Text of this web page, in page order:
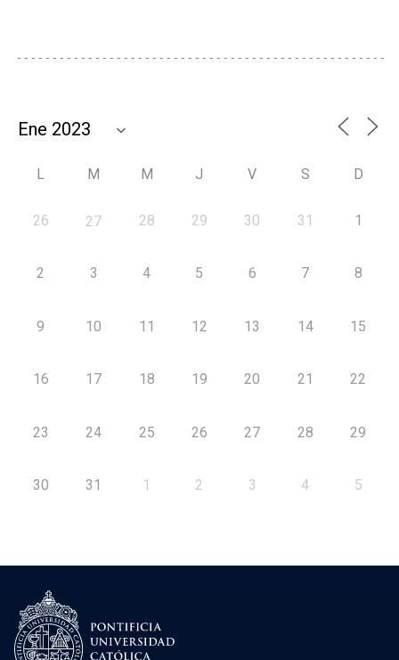
L M M J V S D
26 27 28 29 30 31 1
2 3 4 5 6 7 8
9 10 11 12 13 14 15
16 17 18 19 20 21 22
23 24 25 26 27 28 29
30 31 1 2 3 4 5